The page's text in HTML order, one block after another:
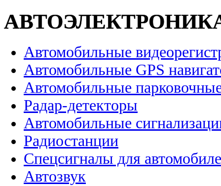
Автомобильные
Автомобильные GPS
Автомобильные
Радар-детекторы
Автомобильные
Радиостанции
Спецсигналы для
Автозвук